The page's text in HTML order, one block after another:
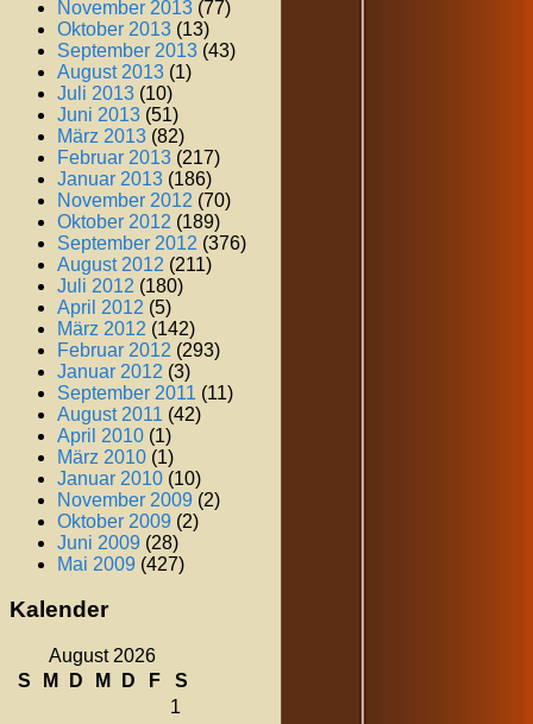
November 2013 (77)
Oktober 2013 (13)
September 2013 (43)
August 2013 (1)
Juli 2013 (10)
Juni 2013 (51)
März 2013 (82)
Februar 2013 (217)
Januar 2013 (186)
November 2012 (70)
Oktober 2012 (189)
September 2012 (376)
August 2012 (211)
Juli 2012 (180)
April 2012 (5)
März 2012 (142)
Februar 2012 (293)
Januar 2012 (3)
September 2011 (11)
August 2011 (42)
April 2010 (1)
März 2010 (1)
Januar 2010 (10)
November 2009 (2)
Oktober 2009 (2)
Juni 2009 (28)
Mai 2009 (427)
Kalender
August 2026
S
M D M D F
S
1